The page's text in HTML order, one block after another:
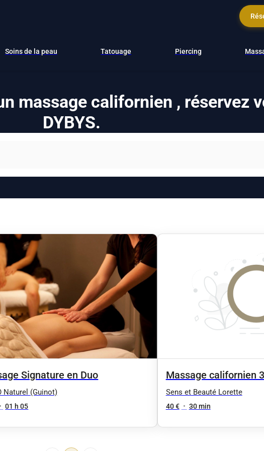
Soins de la peau Tatouage Piercing
massage californien , réservez
DYBYS.
Signature en Duo
Naturel (Guinot)
• 01 h 05
Massage californien
Sens et Beauté Lorette
40 € • 30 min